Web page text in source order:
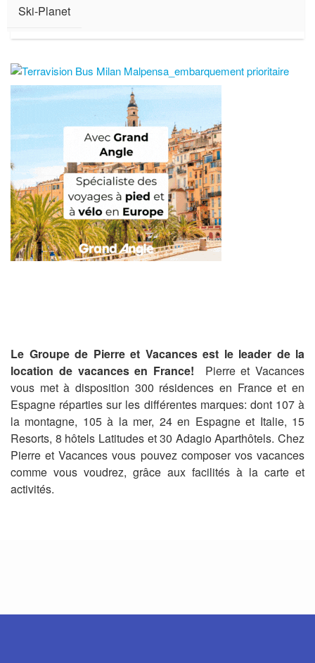
Ski-Planet
Le Groupe de Pierre et Vacances est le leader de la
location de vacances en France!
Pierre et Vacances
vous met à disposition 300 résidences en France et en
Espagne réparties sur les différentes marques: dont 107 à
la montagne, 105 à la mer, 24 en Espagne et Italie, 15
Resorts, 8 hôtels Latitudes et 30 Adagio Aparthôtels. Chez
Pierre et Vacances vous pouvez composer vos vacances
comme vous voudrez, grâce aux facilités à la carte et
activités.